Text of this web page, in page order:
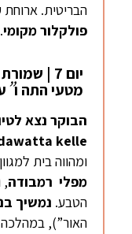
הבריטית. ארוחת
פולקלורמקומי.
יום 7 |
מטעי התה ו”
הבוקר נצא
kelle
ומהווה בית
מפלי רמבודה,
הטבע. נמשיך
האור”), במהלכה